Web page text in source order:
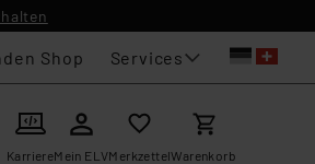
Shop Services
KarriereMein ELVMerkzettelWarenkorb